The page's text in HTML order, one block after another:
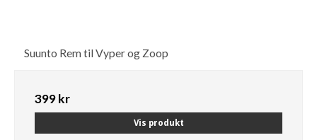
Suunto Rem til Vyper og Zoop
399 kr
Vis produkt